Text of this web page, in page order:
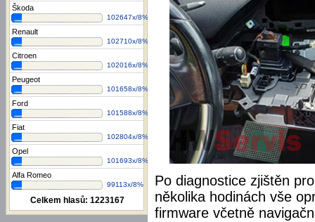
Škoda
102647x/8%
Renault
102710x/8%
Citroen
102016x/8%
Peugeot
101658x/8%
Ford
101588x/8%
Fiat
102804x/8%
Opel
101693x/8%
Alfa Romeo
99113x/8%
Celkem hlasů: 1223167
Po diagnostice zjištěn
několika hodinách vše
firmware včetně